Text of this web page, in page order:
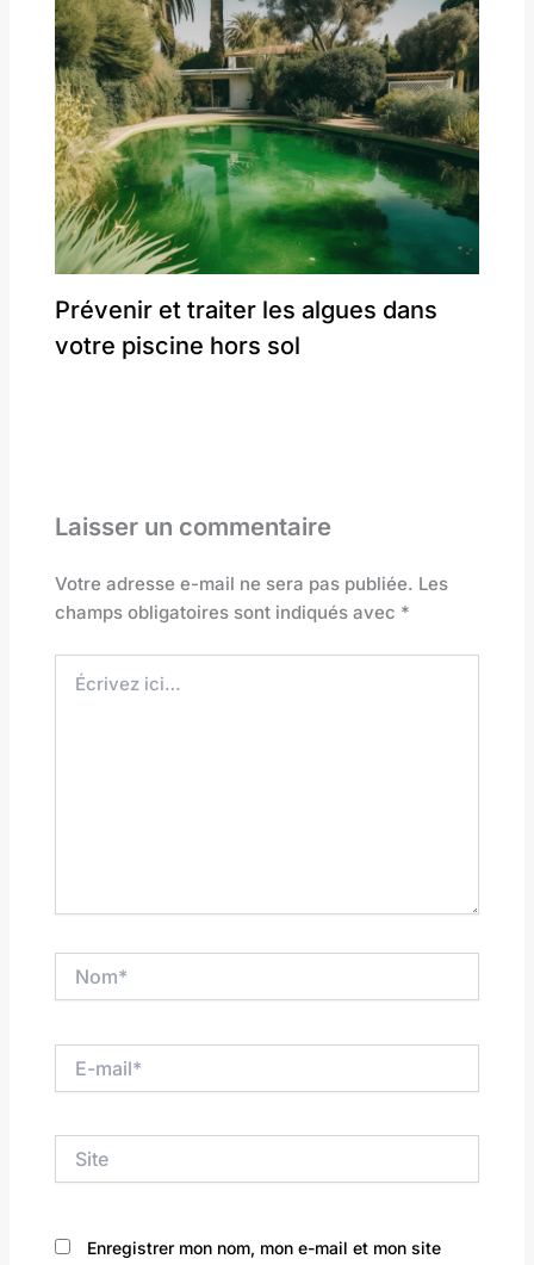
Prévenir et traiter les algues dans
votre piscine hors sol
Laisser un commentaire
Votre adresse e-mail ne sera pas publiée. Les
champs obligatoires sont indiqués avec *
ici…
mail*
Enregistrer mon nom, mon e-mail et mon site